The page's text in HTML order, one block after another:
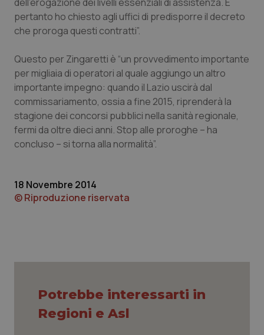
Marche
Molise
Piemonte
Provincia Autonoma di Bolzano
Puglia
Umbria
Donna & Salute
Epatiti
HIV
Infezioni & Febbre
Malattie rare
Oftalmologia
pertanto ho chiesto agli uffici di predisporre il decreto
che proroga questi contratti”.
Questo per Zingaretti è “un provvedimento importante
per migliaia di operatori al quale aggiungo un altro
importante impegno: quando il Lazio uscirà dal
commissariamento, ossia a fine 2015, riprenderà la
stagione dei concorsi pubblici nella sanità regionale,
fermi da oltre dieci anni. Stop alle proroghe – ha
concluso – si torna alla normalità”.
18 Novembre 2014
© Riproduzione riservata
Potrebbe interessarti in
Regioni e Asl